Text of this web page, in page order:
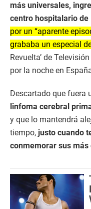
más universales,
centro hospitalario de
por un “aparente
grababa un especial
Revuelta’ de
por la noche en
Descartado que fuera
linfoma cerebral
y que lo mantendrá
tiempo, justo cuando
conmemorar sus